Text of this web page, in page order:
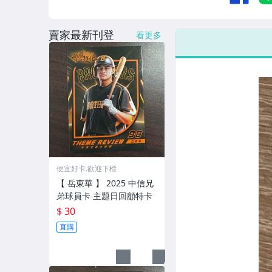
賣家最新刊登 看更多
便宜好卡.歡迎下標
【 岳東華 】 2025 中信兄
弟球員卡 主題日回顧特卡
$ 30
直購